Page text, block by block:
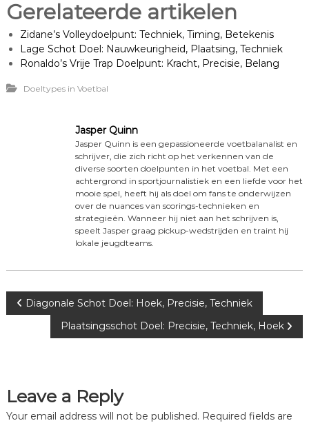
Gerelateerde artikelen
Zidane’s Volleydoelpunt: Techniek, Timing, Betekenis
Lage Schot Doel: Nauwkeurigheid, Plaatsing, Techniek
Ronaldo’s Vrije Trap Doelpunt: Kracht, Precisie, Belang
Doeltypes in Voetbal
Jasper Quinn
Jasper Quinn is een gepassioneerde voetbalanalist en
schrijver, die zich richt op het verkennen van de
diverse soorten doelpunten in het voetbal. Met een
achtergrond in sportjournalistiek en een liefde voor het
mooie spel, heeft hij als doel om fans te onderwijzen
over de nuances van scorings-technieken en
strategieën. Wanneer hij niet aan het schrijven is,
speelt Jasper graag pickup-wedstrijden en traint hij
lokale jeugdteams.
P
t
Diagonale Schot Doel: Hoek, Precisie, Techniek
Plaatsingsschot Doel: Precisie, Techniek, Hoek
Leave a Reply
Your email address will not be published. Required fields are